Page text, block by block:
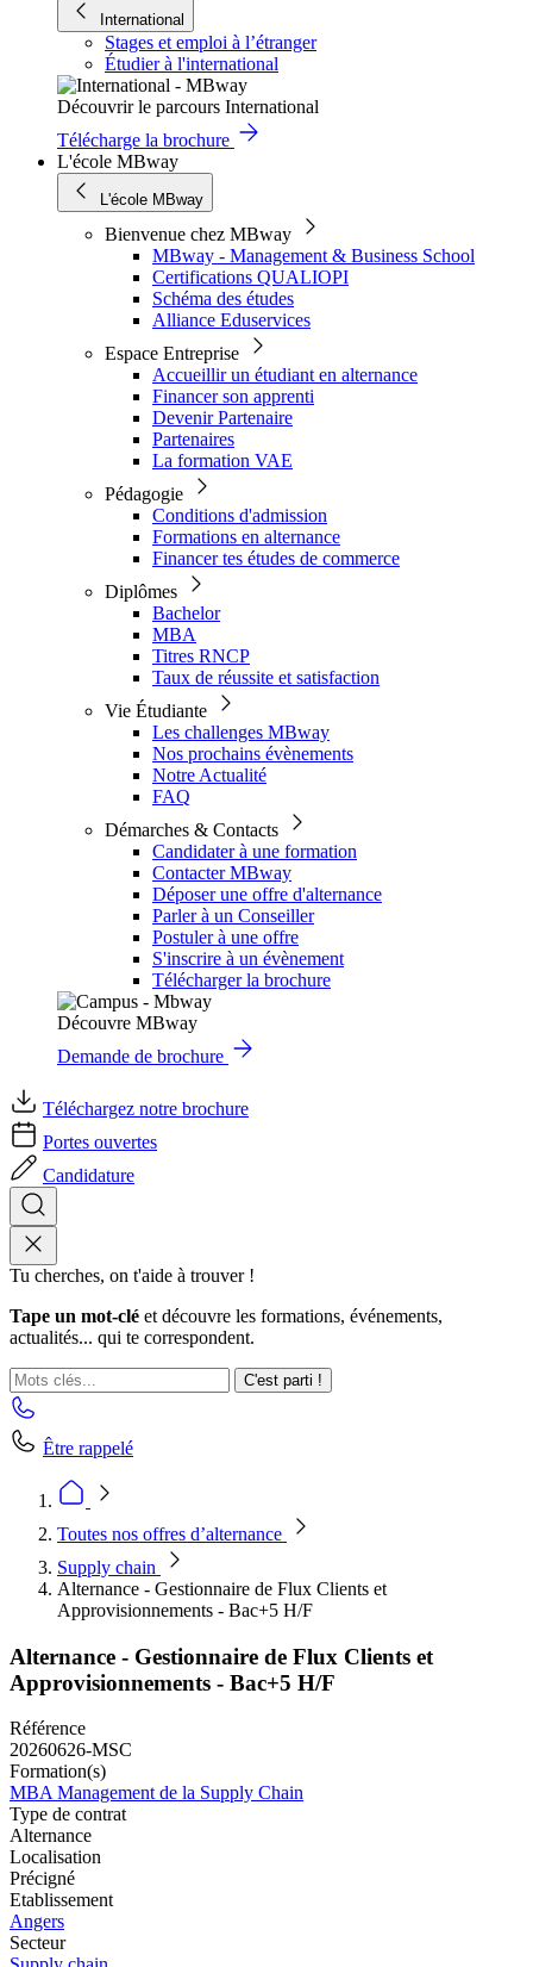
International
Stages et emploi à l’étranger
Étudier à l'international
Découvrir le parcours International
Télécharge la brochure
L'école MBway
L'école MBway
Bienvenue chez MBway
MBway - Management & Business School
Certifications QUALIOPI
Schéma des études
Alliance Eduservices
Espace Entreprise
Accueillir un étudiant en alternance
Financer son apprenti
Devenir Partenaire
Partenaires
La formation VAE
Pédagogie
Conditions d'admission
Formations en alternance
Financer tes études de commerce
Diplômes
Bachelor
MBA
Titres RNCP
Taux de réussite et satisfaction
Vie Étudiante
Les challenges MBway
Nos prochains évènements
Notre Actualité
FAQ
Démarches & Contacts
Candidater à une formation
Contacter MBway
Déposer une offre d'alternance
Parler à un Conseiller
Postuler à une offre
S'inscrire à un évènement
Télécharger la brochure
Découvre MBway
Demande de brochure
Téléchargez notre brochure
Portes ouvertes
Candidature
Tu cherches, on t'aide à trouver !
Tape un mot-clé et découvre les formations, événements,
actualités... qui te correspondent.
C'est parti !
Être rappelé
Toutes nos offres d’alternance
Supply chain
Alternance - Gestionnaire de Flux Clients et
Approvisionnements - Bac+5 H/F
Alternance - Gestionnaire de Flux Clients et
Approvisionnements - Bac+5 H/F
Référence
20260626-MSC
Formation(s)
MBA Management de la Supply Chain
Type de contrat
Alternance
Localisation
Précigné
Etablissement
Angers
Secteur